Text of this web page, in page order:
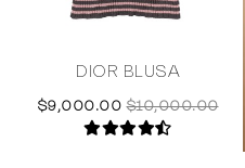
DIOR BLUSA
$9,000.00 $10,000.00